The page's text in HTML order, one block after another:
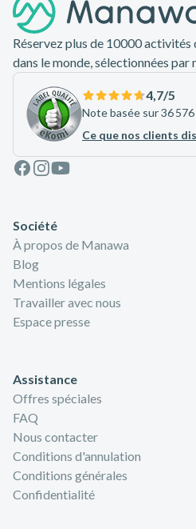
Réservez plus de 10000 activités
dans le monde, sélectionnées par
4,7/5
Note basée sur 36 576
Ce que nos clients
Facebook
Instagram
Youtube
Société
À propos de Manawa
Blog
Mentions légales
Travailler avec nous
Espace presse
Assistance
Offres spéciales
FAQ
Nous contacter
Conditions d'annulation
Conditions générales
Confidentialité